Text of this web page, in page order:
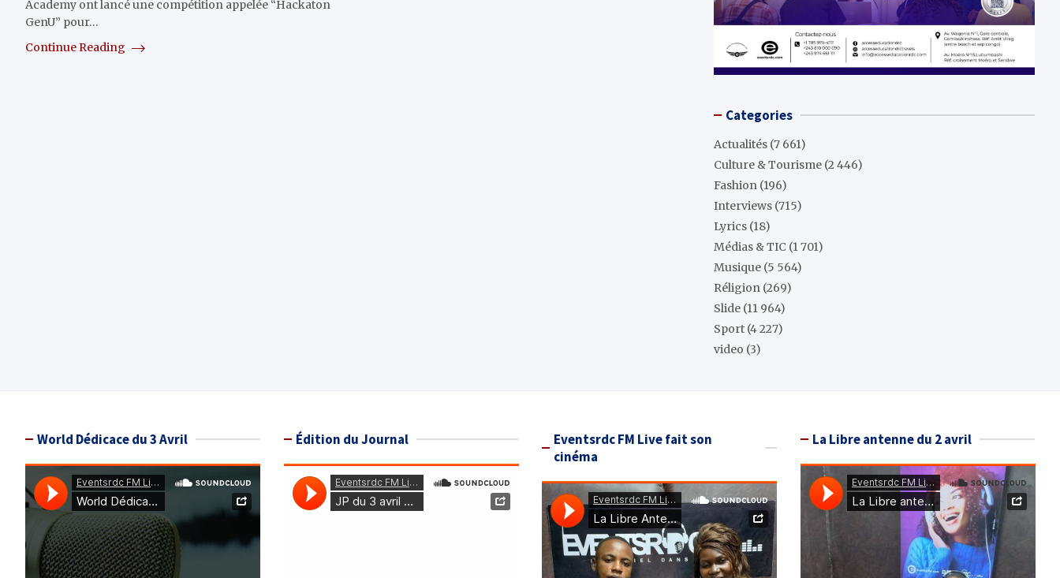
Academy ont lancé une compétition appelée “Hackaton
GenU” pour…
Continue Reading
Categories
Actualités (7 661)
Culture & Tourisme (2 446)
Fashion (196)
Interviews (715)
Lyrics (18)
Médias & TIC (1 701)
Musique (5 564)
Réligion (269)
Slide (11 964)
Sport (4 227)
video (3)
World Dédicace du 3 Avril Édition du Journal
Eventsrdc FM Live fait son
cinéma
La Libre antenne du 2 avril